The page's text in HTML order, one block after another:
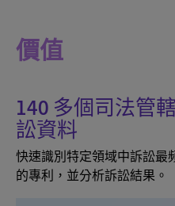
價值
140 多個司法管
訟資料
快速識別特定領域中訴訟最
的專利，並分析訴訟結果。